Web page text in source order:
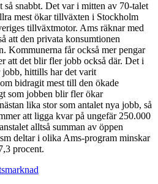
så snabbt. Det var i mitten av 70-talet
mest ökar tillväxten i Stockholm
tillväxtmotor. Ams räknar med
att den privata konsumtionen
Kommunerna får också mer pengar
att det blir fler jobb också där. Det i
hittills har det varit
bidragit mest till den ökade
som jobben blir fler ökar
lika stor som antalet nya jobb, så
att ligga kvar på ungefär 250.000
alltså summan av öppen
deltar i olika Ams-program minskar
procent.